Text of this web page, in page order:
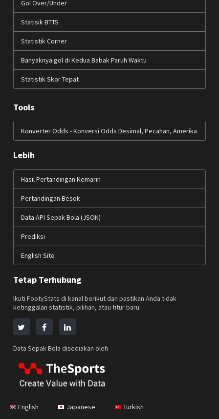
Gol Over/Under
Statisik BTTS
Statistik Corner
Banyaknya gol di Kedua Babak Paruh Waktu
Statistik Skor Tepat
Tools
Konverter Odds - Konversi Odds Desimal, Pecahan, Amerika
Lebih
Hasil Pertandingan Kemarin
Pertandingan Besok
Data API Sepak Bola (JSON)
Prediksi
English Site
Tetap Terhubung
Ikuti FootyStats di kanal berikut dan pastikan Anda tidak
ketinggalan statistik, pilihan, atau fitur baru.
Data Sepak Bola disediakan oleh
English Japanese Turkish